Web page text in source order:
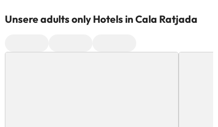
Unsere adults only Hotels in Cala Ratjada